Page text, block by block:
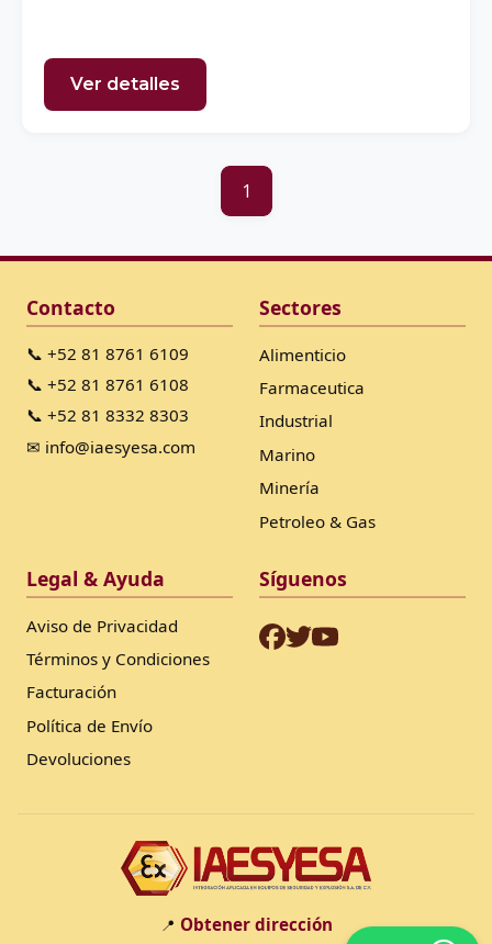
Ver detalles
1
Contacto
📞 +52 81 8761 6109
📞 +52 81 8761 6108
📞 +52 81 8332 8303
✉ info@iaesyesa.com
Sectores
Alimenticio
Farmaceutica
Industrial
Marino
Minería
Petroleo & Gas
Legal & Ayuda
Aviso de Privacidad
Términos y Condiciones
Facturación
Política de Envío
Devoluciones
Síguenos
📍 Obtener dirección